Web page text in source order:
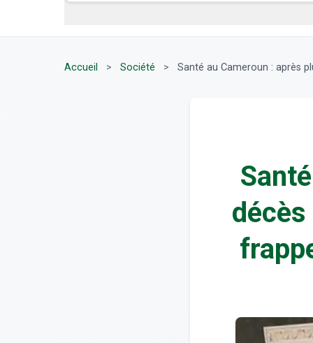
Accueil > Société > Santé au Cameroun : après